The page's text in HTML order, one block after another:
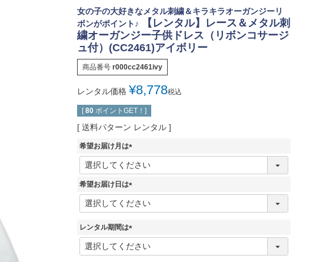
3歳・5歳・7歳の晴れの日
約 →
女の子の大好きなメタル刺繍＆キラキラオーガンジーリ
ボンがポイント♪
【レンタル】レース＆メタル刺
繍オーガンジー子供ドレス（リボンコサージ
ュ付）(CC2461)アイボリー
商品番号 r000cc2461ivy
レンタル価格 ¥8,778税込
[ 80 ポイントGET！]
送料パターン レンタル
希望お届け月は
(
必
希望お届け日は
(
必
)
レンタル期間は
(
必